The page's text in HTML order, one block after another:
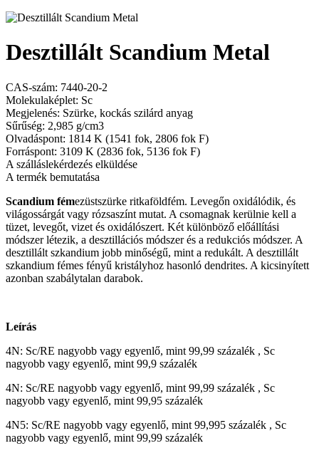
Desztillált Scandium Metal
CAS-szám: 7440-20-2
Molekulaképlet: Sc
Megjelenés: Szürke, kockás szilárd anyag
Sűrűség: 2,985 g/cm3
Olvadáspont: 1814 K (1541 fok, 2806 fok F)
Forráspont: 3109 K (2836 fok, 5136 fok F)
A szálláslekérdezés elküldése
A termék bemutatása
Scandium fémezüstszürke ritkaföldfém. Levegőn oxidálódik, és
világossárgát vagy rózsaszínt mutat. A csomagnak kerülnie kell a
tüzet, levegőt, vizet és oxidálószert. Két különböző előállítási
módszer létezik, a desztillációs módszer és a redukciós módszer. A
desztillált szkandium jobb minőségű, mint a redukált. A desztillált
szkandium fémes fényű kristályhoz hasonló dendrites. A kicsinyített
azonban szabálytalan darabok.
Leírás
4N: Sc/RE nagyobb vagy egyenlő, mint 99,99 százalék , Sc
nagyobb vagy egyenlő, mint 99,9 százalék
4N: Sc/RE nagyobb vagy egyenlő, mint 99,99 százalék , Sc
nagyobb vagy egyenlő, mint 99,95 százalék
4N5: Sc/RE nagyobb vagy egyenlő, mint 99,995 százalék , Sc
nagyobb vagy egyenlő, mint 99,99 százalék